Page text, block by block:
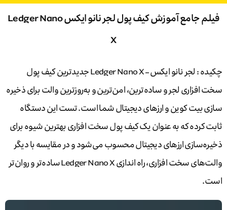
فیلم جامع آموزش کیف پول لجر نانو ایکس Ledger Nano
X
چکیده : لجر نانو ایکس – Ledger Nano X جدیدترین کیف پول
سخت افزاری لجر و ساده‌ترین، امن‌ترین و به‌روزترین والت برای ذخیره
سازی بیت کوین و ارزهای دیجیتال شما است. تست این دستگاه
ثابت کرده که به عنوان یک کیف پول سخت افزاری بهترین شیوه برای
ذخیره‌سازی ارزهای دیجیتال محسوب می‌شود و در مقایسه با دیگر
والت‌های سخت افزاری، راه اندازی Ledger Nano X ساده‌تر و روان‌تر
است.